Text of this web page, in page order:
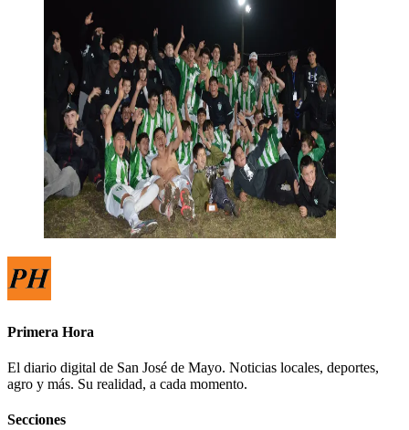
Primera Hora
El diario digital de San José de Mayo. Noticias locales, deportes,
agro y más. Su realidad, a cada momento.
Secciones